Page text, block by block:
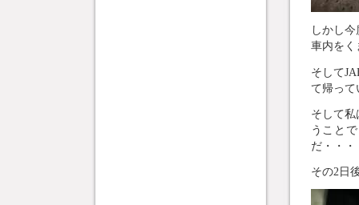
しかし
車内をく
そして
て帰っ
そして
うこと
だ・・・
その2日